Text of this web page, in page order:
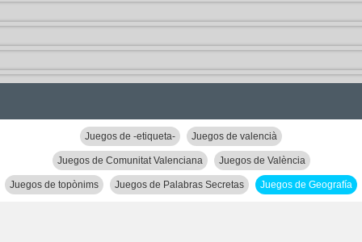
Juegos de -etiqueta- Juegos de valencià
Juegos de Comunitat Valenciana Juegos de València
Juegos de topònims Juegos de Palabras Secretas Juegos de Geografía